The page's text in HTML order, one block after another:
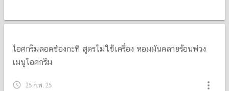
ไอศกรีมลอดช่องกะทิ สูตรไม่ใช้เครื่อง หอมมันคลายร้อนพ่วง
เมนูไอศกรีม
query_builder 25 ก.พ. 25 more_vert